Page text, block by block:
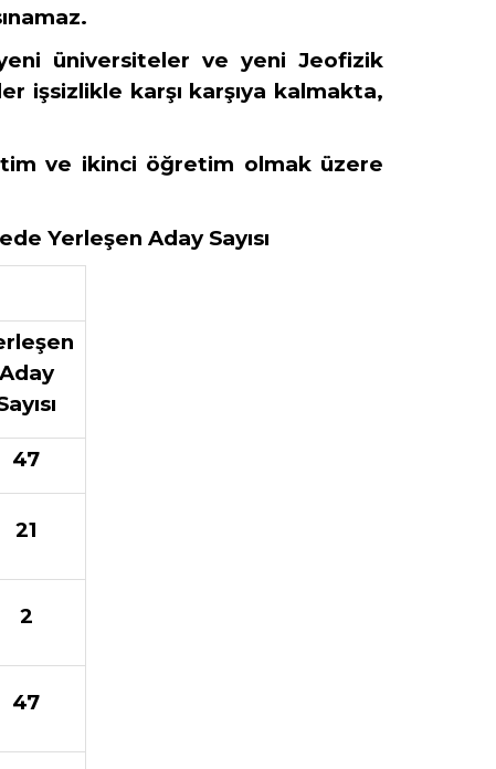
üniversiteler ve yeni Jeofizik
işsizlikle karşı karşıya kalmakta,
ve ikinci öğretim olmak üzere
Yerleşen Aday Sayısı
Aday
47
21
2
47